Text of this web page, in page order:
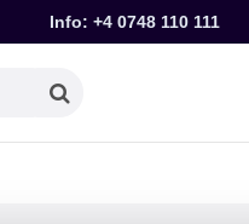
Info: +4 0748 110 111